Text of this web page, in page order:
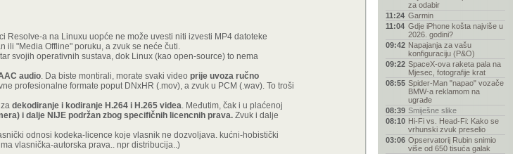
a na Linuxu uopće ne može uvesti niti izvesti MP4 datoteke
ili "Media Offline" poruku, a zvuk se neće čuti.
svojih operativnih sustava, dok Linux (kao open-source) to nema
audio. Da biste montirali, morate svaki video prije uvoza ručno
profesionalne formate poput DNxHR (.mov), a zvuk u PCM (.wav). To troši
dekodiranje i kodiranje H.264 i H.265 videa. Međutim, čak i u plaćenoj
i dalje NIJE podržan zbog specifičnih licencnih prava. Zvuk i dalje
odnosi kodeka-licence koje vlasnik ne dozvoljava. kućni-hobistički
vlasnička-autorska prava.. npr distribucija..)
za odabir
11:24 Garmin
11:04 Gdje iPhone košta najviše u
2026. godini?
09:42 Napajanja za vašu
konfiguraciju (P&O)
09:22 SpaceX-ova raketa pala na
Mjesec, fotografije krat
08:55 Spider-Man "napao" vozače
BMW-a reklamom na
ugrađe
08:39 Smiješne slike
08:10 Hi-Fi vs. Head-Fi: Kako se
vrhunski zvuk preselio
03:06 Opservatorij Rubin snimio
više od 650 tisuća galak